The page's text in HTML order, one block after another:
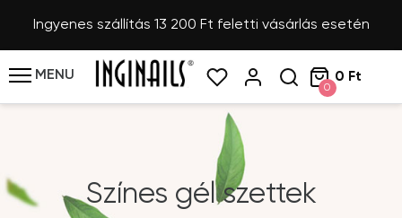
Ingyenes szállítás 13 200 Ft feletti vásárlás esetén
MENU
0
0 Ft
Színes gél szettek